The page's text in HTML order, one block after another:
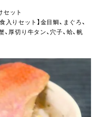
セット
入りセット】金目鯛、まぐろ、
、厚切り牛タン、穴子、蛤、帆